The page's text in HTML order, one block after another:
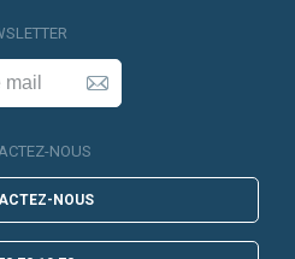
NOUS
NOUS